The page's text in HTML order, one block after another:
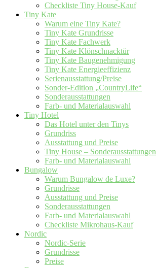
Checkliste Tiny House-Kauf
Tiny Kate
Warum eine Tiny Kate?
Tiny Kate Grundrisse
Tiny Kate Fachwerk
Tiny Kate Klönschnacktür
Tiny Kate Baugenehmigung
Tiny Kate Energieeffizienz
Serienausstattung/Preise
Sonder-Edition „CountryLife“
Sonderausstattungen
Farb- und Materialauswahl
Tiny Hotel
Das Hotel unter den Tinys
Grundriss
Ausstattung und Preise
Tiny House – Sonderausstattungen
Farb- und Materialauswahl
Bungalow
Warum Bungalow de Luxe?
Grundrisse
Ausstattung und Preise
Sonderausstattungen
Farb- und Materialauswahl
Checkliste Mikrohaus-Kauf
Nordic
Nordic-Serie
Grundrisse
Preise